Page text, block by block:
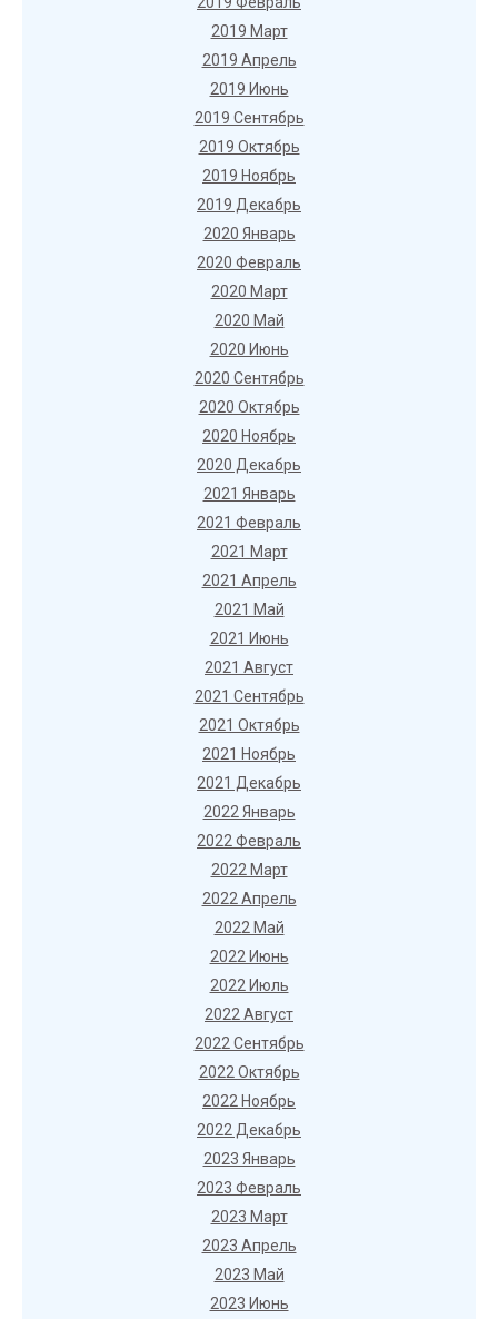
2019 Март
2019 Апрель
2019 Июнь
2019 Сентябрь
2019 Октябрь
2019 Ноябрь
2019 Декабрь
2020 Январь
2020 Февраль
2020 Март
2020 Май
2020 Июнь
2020 Сентябрь
2020 Октябрь
2020 Ноябрь
2020 Декабрь
2021 Январь
2021 Февраль
2021 Март
2021 Апрель
2021 Май
2021 Июнь
2021 Август
2021 Сентябрь
2021 Октябрь
2021 Ноябрь
2021 Декабрь
2022 Январь
2022 Февраль
2022 Март
2022 Апрель
2022 Май
2022 Июнь
2022 Июль
2022 Август
2022 Сентябрь
2022 Октябрь
2022 Ноябрь
2022 Декабрь
2023 Январь
2023 Февраль
2023 Март
2023 Апрель
2023 Май
2023 Июнь